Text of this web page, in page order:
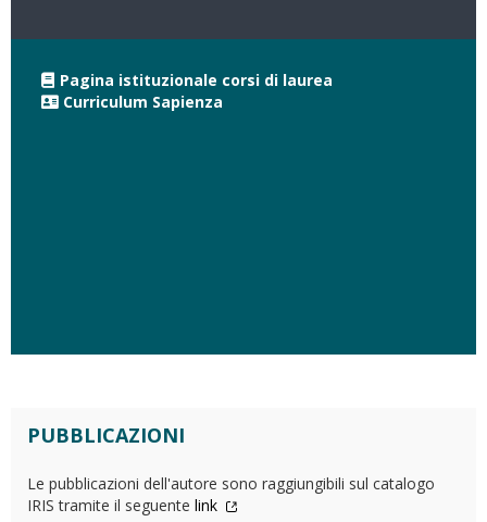
Pagina istituzionale corsi di laurea
Curriculum Sapienza
PUBBLICAZIONI
Le pubblicazioni dell'autore sono raggiungibili sul catalogo
IRIS tramite il seguente link